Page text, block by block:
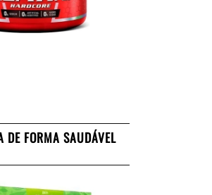
DE FORMA SAUDÁVEL